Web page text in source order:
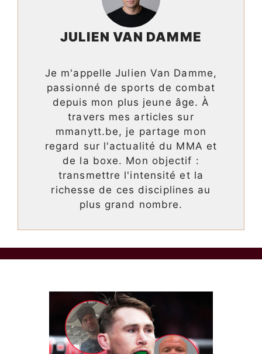
JULIEN VAN DAMME
Je m'appelle Julien Van Damme,
passionné de sports de combat
depuis mon plus jeune âge. À
travers mes articles sur
mmanytt.be, je partage mon
regard sur l'actualité du MMA et
de la boxe. Mon objectif :
transmettre l'intensité et la
richesse de ces disciplines au
plus grand nombre.